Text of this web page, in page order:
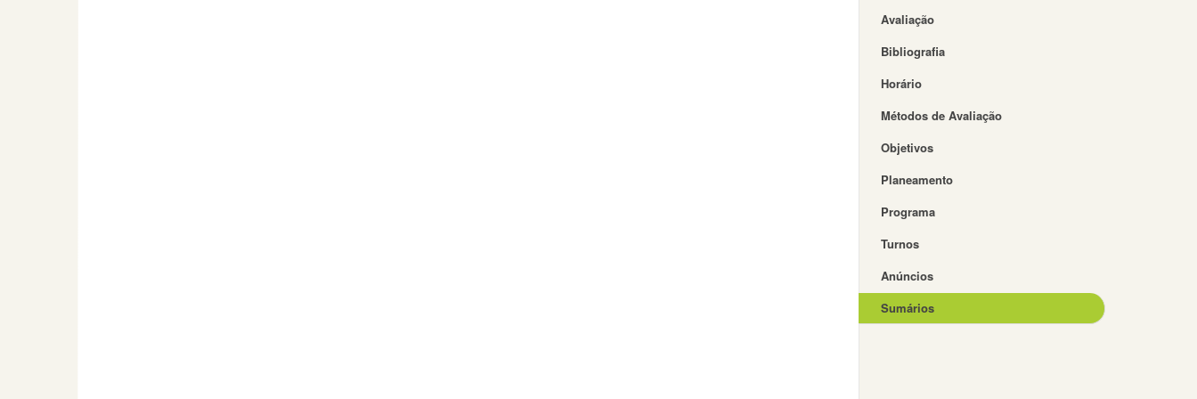
Avaliação
Bibliografia
Horário
Métodos de Avaliação
Objetivos
Planeamento
Programa
Turnos
Anúncios
Sumários